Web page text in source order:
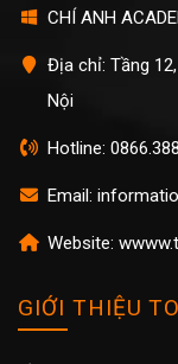
CHÍ ANH
Địa chỉ: Tầng
Nội
Hotline:
Email:
Website:
GIỚI THIỆU